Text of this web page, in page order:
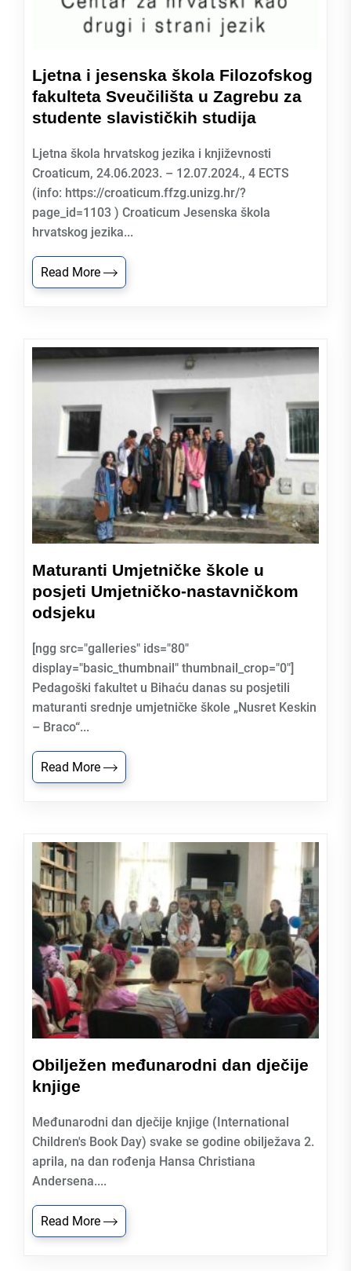
Ljetna i jesenska škola Filozofskog
fakulteta Sveučilišta u Zagrebu za
studente slavističkih studija
Ljetna škola hrvatskog jezika i književnosti
Croaticum, 24.06.2023. – 12.07.2024., 4 ECTS
(info: https://croaticum.ffzg.unizg.hr/?
page_id=1103 ) Croaticum Jesenska škola
hrvatskog jezika...
Read More
Maturanti Umjetničke škole u
posjeti Umjetničko-nastavničkom
odsjeku
[ngg src="galleries" ids="80"
display="basic_thumbnail" thumbnail_crop="0"]
Pedagoški fakultet u Bihaću danas su posjetili
maturanti srednje umjetničke škole „Nusret Keskin
– Braco“...
Read More
Obilježen međunarodni dan dječije
knjige
Međunarodni dan dječije knjige (International
Children's Book Day) svake se godine obilježava 2.
aprila, na dan rođenja Hansa Christiana
Andersena....
Read More